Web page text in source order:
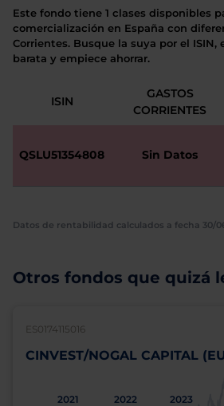
Este fondo tiene 1 clases disponibles
comercialización en España con
Corrientes. Busque la suya por el ISIN,
barata y empiece ahorrar.
ISIN
GASTOS
CORRIENTES
QSLU51354808 Sin Datos
Datos de rentabilidad calculados a fecha 30/
Otros fondos que quizá
ES0174115016
CINVEST/NOGAL CAPITAL
2021 2022 2023